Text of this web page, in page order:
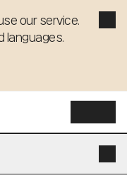
our service.
languages.